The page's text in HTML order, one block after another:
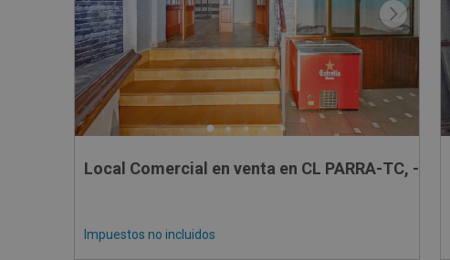
Local Comercial en venta en CL PARRA-TC, -
Impuestos no incluidos